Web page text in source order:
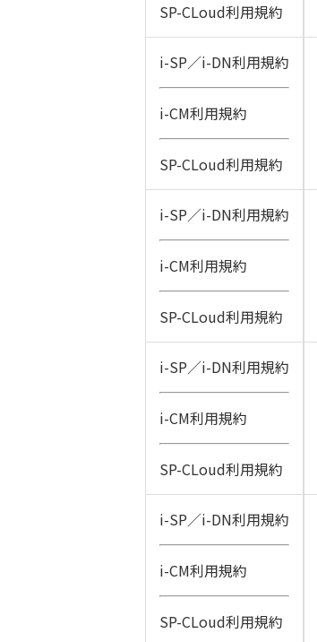
SP-CLoud利用規約
i-SP／i-DN利用規約
i-CM利用規約
SP-CLoud利用規約
i-SP／i-DN利用規約
i-CM利用規約
SP-CLoud利用規約
i-SP／i-DN利用規約
i-CM利用規約
SP-CLoud利用規約
i-SP／i-DN利用規約
i-CM利用規約
SP-CLoud利用規約